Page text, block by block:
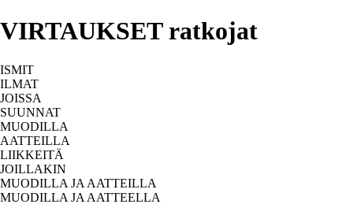
VIRTAUKSET ratkojat
ISMIT
ILMAT
JOISSA
SUUNNAT
MUODILLA
AATTEILLA
LIIKKEITÄ
JOILLAKIN
MUODILLA JA AATTEILLA
MUODILLA JA AATTEELLA